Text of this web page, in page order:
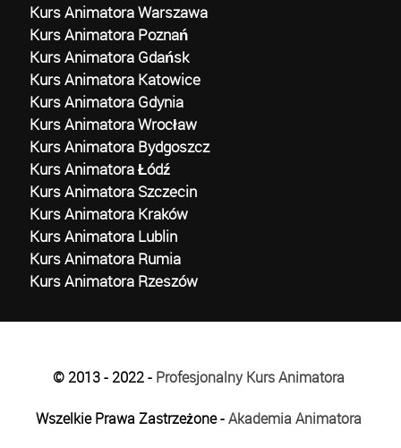
Kurs Animatora Warszawa
Kurs Animatora Poznań
Kurs Animatora Gdańsk
Kurs Animatora Katowice
Kurs Animatora Gdynia
Kurs Animatora Wrocław
Kurs Animatora Bydgoszcz
Kurs Animatora Łódź
Kurs Animatora Szczecin
Kurs Animatora Kraków
Kurs Animatora Lublin
Kurs Animatora Rumia
Kurs Animatora Rzeszów
© 2013 - 2022 - Profesjonalny Kurs Animatora
Wszelkie Prawa Zastrzeżone -Akademia Animatora